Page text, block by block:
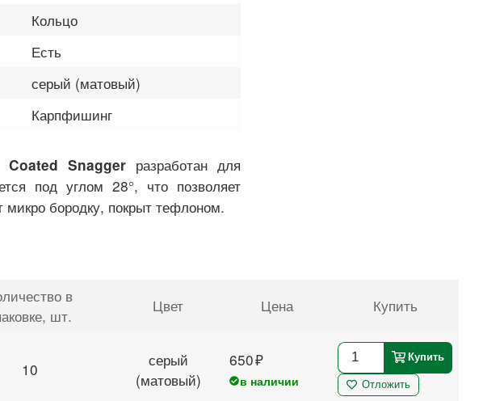
Кольцо
Есть
серый (матовый)
Карпфишинг
Coated Snaggerразработан для
под углом 28°, что позволяет
бородку, покрыт тефлоном.
в
, шт.
Цвет Цена Купить
10
серый
(матовый)
650
в наличии
Купить
Отложить